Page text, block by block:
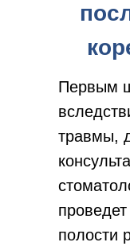
Первым
травмы,
полости